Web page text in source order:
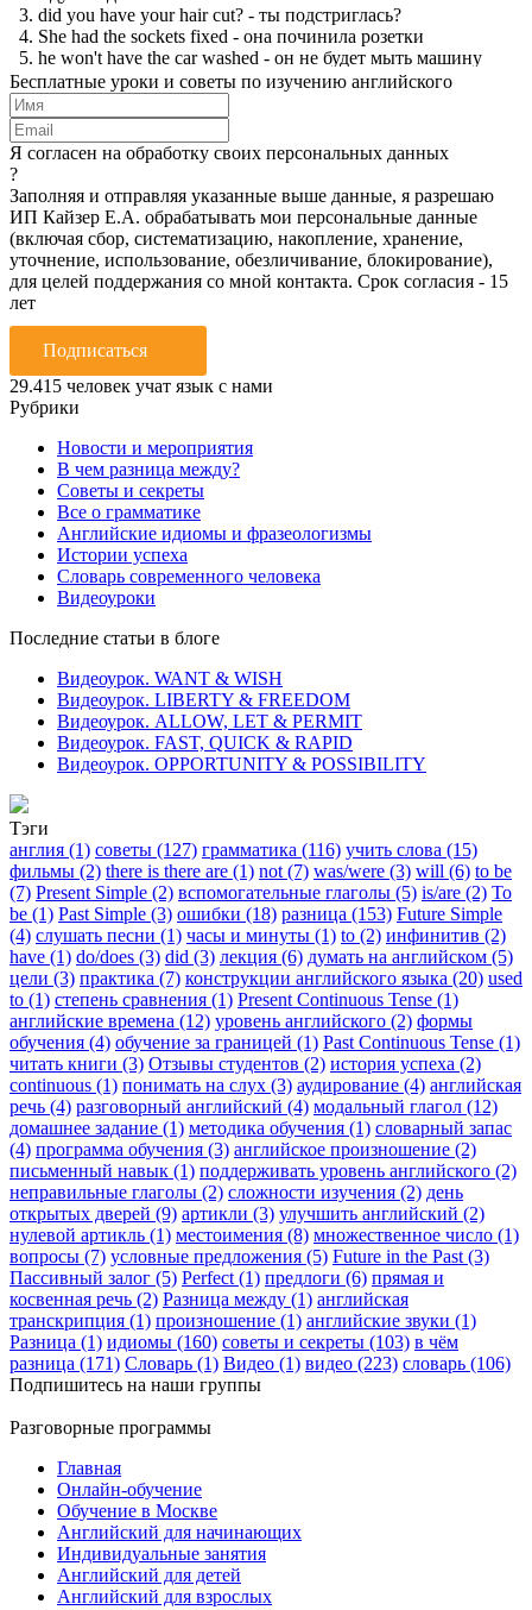
Бесплатные уроки и советы по изучению английского
Я согласен на обработку своих персональных данных
?
Заполняя и отправляя указанные выше данные, я разрешаю
ИП Кайзер Е.А. обрабатывать мои персональные данные
(включая сбор, систематизацию, накопление, хранение,
уточнение, использование, обезличивание, блокирование),
для целей поддержания со мной контакта. Срок согласия - 15
лет
Подписаться
29.415 человек учат язык с нами
Рубрики
Новости и мероприятия
В чем разница между?
Советы и секреты
Все о грамматике
Английские идиомы и фразеологизмы
Истории успеха
Словарь современного человека
Видеоуроки
Последние статьи в блоге
Видеоурок. WANT & WISH
Видеоурок. LIBERTY & FREEDOM
Видеоурок. ALLOW, LET & PERMIT
Видеоурок. FAST, QUICK & RAPID
Видеоурок. OPPORTUNITY & POSSIBILITY
Тэги
англия (1) советы (127) грамматика (116) учить слова (15)
фильмы (2) there is there are (1) not (7) was/were (3) will (6) to be
(7) Present Simple (2) вспомогательные глаголы (5) is/are (2) To
be (1) Past Simple (3) ошибки (18) разница (153) Future Simple
(4) слушать песни (1) часы и минуты (1) to (2) инфинитив (2)
have (1) do/does (3) did (3) лекция (6) думать на английском (5)
цели (3) практика (7) конструкции английского языка (20) used
to (1) степень сравнения (1) Present Continuous Tense (1)
английские времена (12) уровень английского (2) формы
обучения (4) обучение за границей (1) Past Continuous Tense (1)
читать книги (3) Отзывы студентов (2) история успеха (2)
continuous (1) понимать на слух (3) аудирование (4) английская
речь (4) разговорный английский (4) модальный глагол (12)
домашнее задание (1) методика обучения (1) словарный запас
(4) программа обучения (3) английское произношение (2)
письменный навык (1) поддерживать уровень английского (2)
неправильные глаголы (2) сложности изучения (2) день
открытых дверей (9) артикли (3) улучшить английский (2)
нулевой артикль (1) местоимения (8) множественное число (1)
вопросы (7) условные предложения (5) Future in the Past (3)
Пассивный залог (5) Perfect (1) предлоги (6) прямая и
косвенная речь (2) Разница между (1) английская
транскрипция (1) произношение (1) английские звуки (1)
Разница (1) идиомы (160) советы и секреты (103) в чём
разница (171) Словарь (1) Видео (1) видео (223) словарь (106)
Подпишитесь на наши группы
Разговорные программы
Главная
Онлайн-обучение
Обучение в Москве
Английский для начинающих
Индивидуальные занятия
Английский для детей
Английский для взрослых